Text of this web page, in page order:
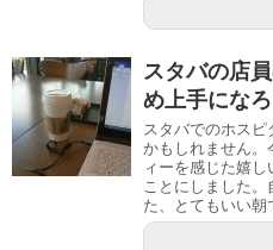
スタバの店
め上手にな
スタバでのホスピ
かもしれません。
ィーを感じた嬉し
ことにしました。
た、とてもいい朝